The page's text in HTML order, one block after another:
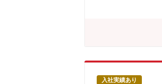
の検討/設計等技術
事業所等の増加に
リティ要件など、
入社実績あり